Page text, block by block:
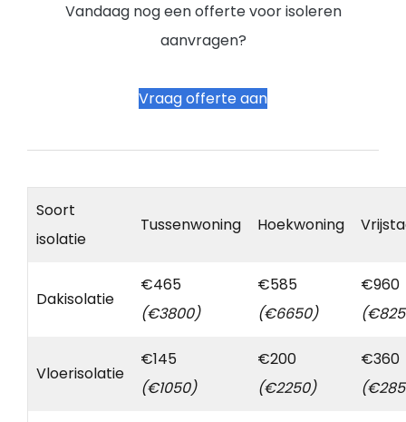
Vandaag nog een offerte voor isoleren
aanvragen?
Vraag offerte aan
Soort
isolatie
Tussenwoning Hoekwoning
Dakisolatie
€465
(€3800)
€585
(€6650)
€960
Vloerisolatie
€145
(€1050)
€200
(€2250)
€360